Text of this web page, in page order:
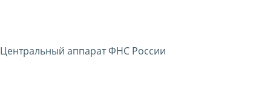
Центральный аппарат ФНС России